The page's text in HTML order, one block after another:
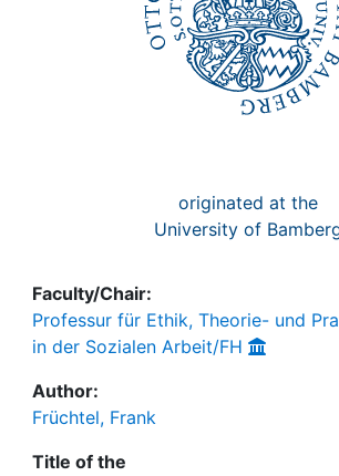
originated at the
University of
Faculty/Chair:
Professur für Ethik, Theorie- und
in der Sozialen Arbeit/FH
Author:
Früchtel, Frank
Title of the